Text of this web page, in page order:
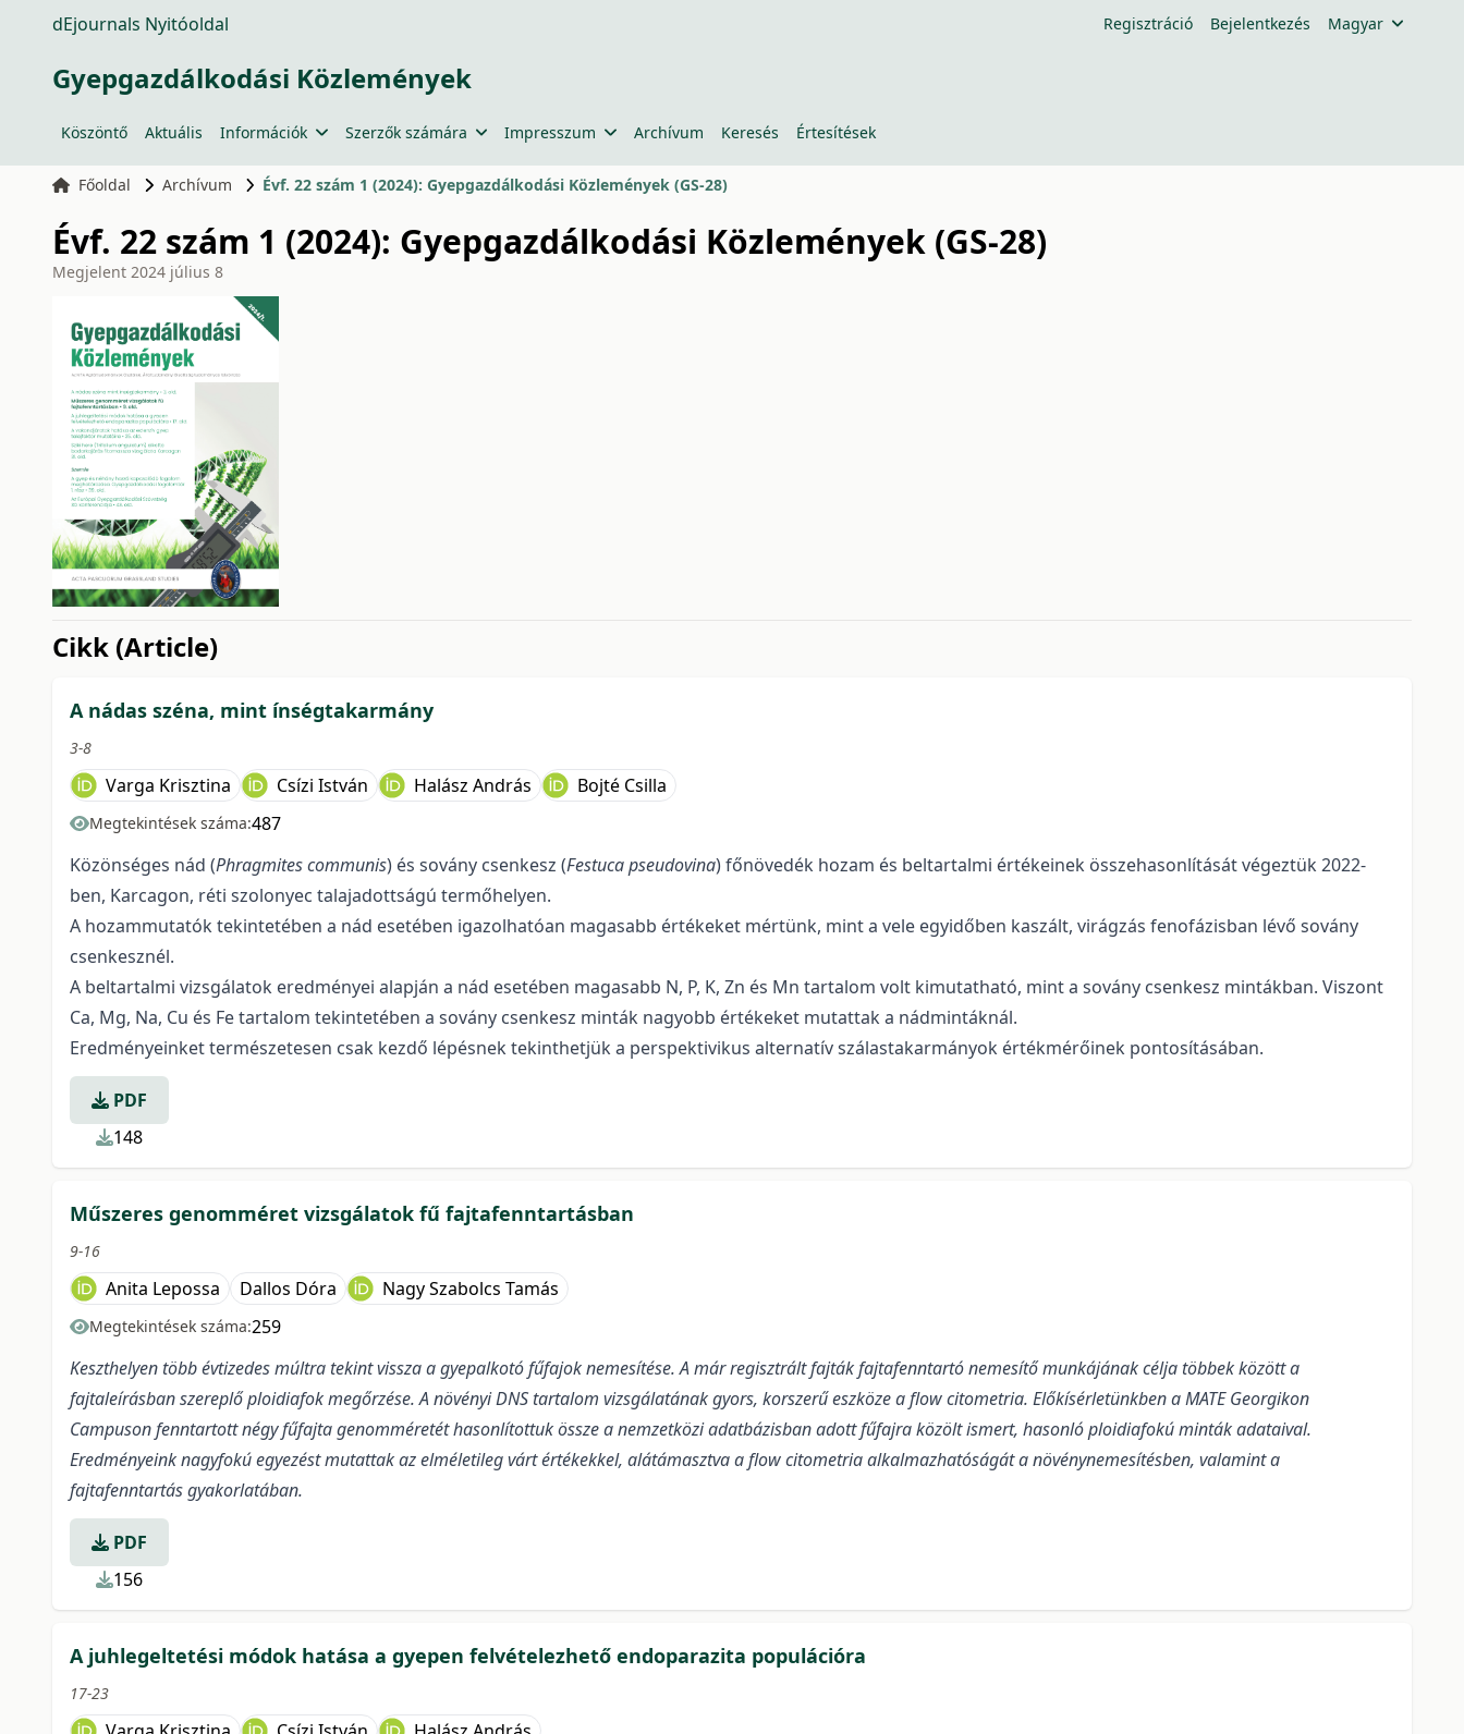
dEjournals Nyitóoldal Regisztráció Bejelentkezés Magyar
Gyepgazdálkodási Közlemények
Köszöntő Aktuális Információk Szerzők számára Impresszum Archívum Keresés Értesítések
Főoldal Archívum Évf. 22 szám 1 (2024): Gyepgazdálkodási Közlemények (GS-28)
Évf. 22 szám 1 (2024): Gyepgazdálkodási Közlemények (GS-28)
Megjelent 2024 július 8
issue.tableOfContents6a7845003c651
Cikk (Article)
A nádas széna, mint ínségtakarmány
3-8
Varga Krisztina Csízi István Halász András Bojté Csilla
Megtekintések száma:487
Közönséges nád (Phragmites communis) és sovány csenkesz (Festuca pseudovina) főnövedék hozam és beltartalmi értékeinek összehasonlítását végeztük 2022-
ben, Karcagon, réti szolonyec talajadottságú termőhelyen.
A hozammutatók tekintetében a nád esetében igazolhatóan magasabb értékeket mértünk, mint a vele egyidőben kaszált, virágzás fenofázisban lévő sovány
csenkesznél.
A beltartalmi vizsgálatok eredményei alapján a nád esetében magasabb N, P, K, Zn és Mn tartalom volt kimutatható, mint a sovány csenkesz mintákban. Viszont
Ca, Mg, Na, Cu és Fe tartalom tekintetében a sovány csenkesz minták nagyobb értékeket mutattak a nádmintáknál.
Eredményeinket természetesen csak kezdő lépésnek tekinthetjük a perspektivikus alternatív szálastakarmányok értékmérőinek pontosításában.
PDF
148
Műszeres genomméret vizsgálatok fű fajtafenntartásban
9-16
Anita Lepossa Dallos Dóra Nagy Szabolcs Tamás
Megtekintések száma:259
Keszthelyen több évtizedes múltra tekint vissza a gyepalkotó fűfajok nemesítése. A már regisztrált fajták fajtafenntartó nemesítő munkájának célja többek között a
fajtaleírásban szereplő ploidiafok megőrzése. A növényi DNS tartalom vizsgálatának gyors, korszerű eszköze a flow citometria. Előkísérletünkben a MATE Georgikon
Campuson fenntartott négy fűfajta genomméretét hasonlítottuk össze a nemzetközi adatbázisban adott fűfajra közölt ismert, hasonló ploidiafokú minták adataival.
Eredményeink nagyfokú egyezést mutattak az elméletileg várt értékekkel, alátámasztva a flow citometria alkalmazhatóságát a növénynemesítésben, valamint a
fajtafenntartás gyakorlatában.
PDF
156
A juhlegeltetési módok hatása a gyepen felvételezhető endoparazita populációra
17-23